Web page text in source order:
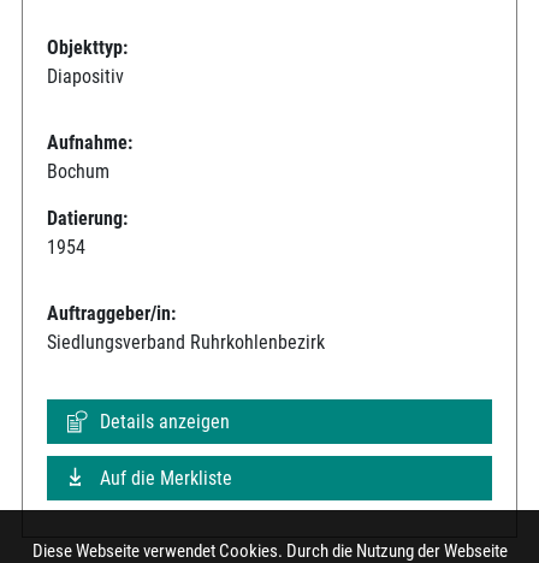
Objekttyp:
Diapositiv
Aufnahme:
Bochum
Datierung:
1954
Auftraggeber/in:
Siedlungsverband Ruhrkohlenbezirk
Details anzeigen
Auf die Merkliste
Diese Webseite verwendet Cookies. Durch die Nutzung der Webseite